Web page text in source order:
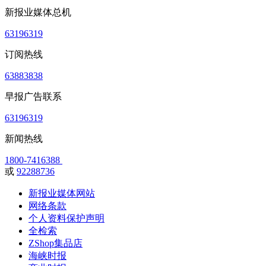
新报业媒体总机
63196319
订阅热线
63883838
早报广告联系
63196319
新闻热线
1800-7416388
或 92288736
新报业媒体网站
网络条款
个人资料保护声明
全检索
ZShop集品店
海峡时报